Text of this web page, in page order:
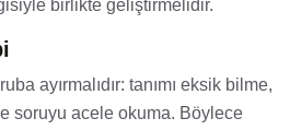
birlikte geliştirmelidir.
ayırmalıdır: tanımı eksik bilme,
soruyu acele okuma. Böylece